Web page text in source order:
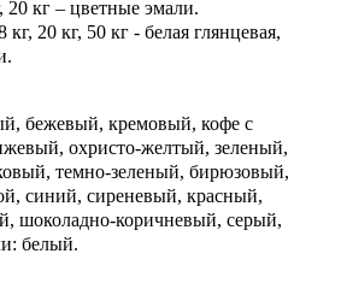
20 кг – цветные эмали.
кг, 20 кг, 50 кг - белая глянцевая,
бежевый, кремовый, кофе с
охристо-желтый, зеленый,
темно-зеленый, бирюзовый,
синий, сиреневый, красный,
шоколадно-коричневый, серый,
белый.